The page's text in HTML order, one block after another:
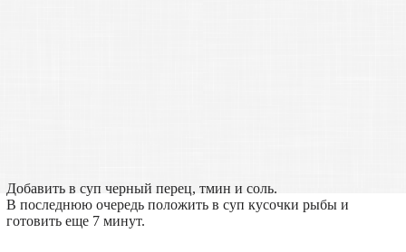
Добавить в суп черный перец, тмин и соль.
В последнюю очередь положить в суп кусочки рыбы и
готовить еще 7 минут.